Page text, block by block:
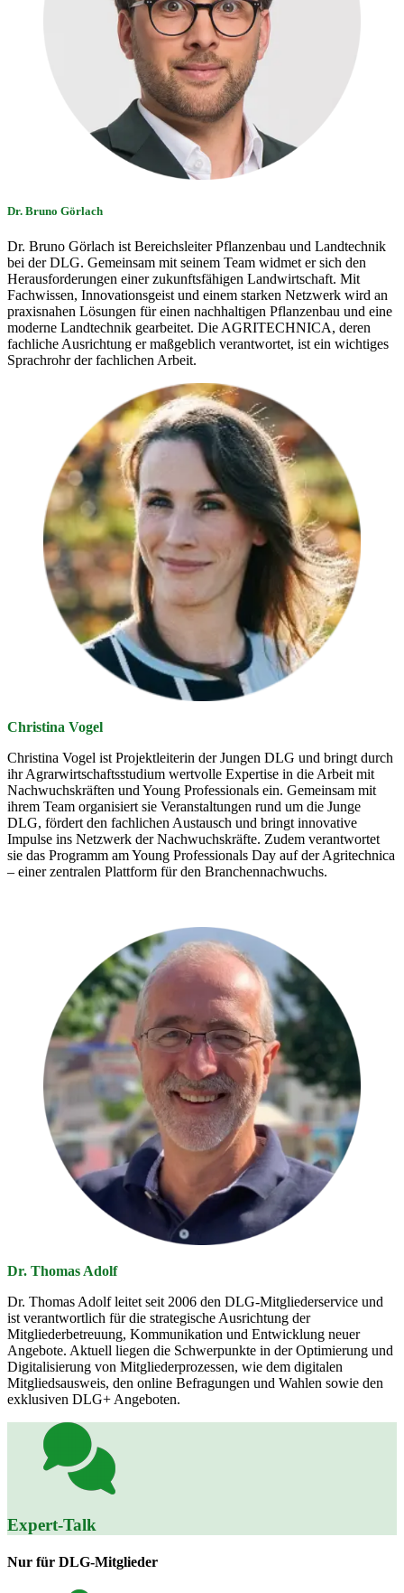
Dr. Bruno Görlach
Dr. Bruno Görlach ist Bereichsleiter Pflanzenbau und Landtechnik
bei der DLG. Gemeinsam mit seinem Team widmet er sich den
Herausforderungen einer zukunftsfähigen Landwirtschaft. Mit
Fachwissen, Innovationsgeist und einem starken Netzwerk wird an
praxisnahen Lösungen für einen nachhaltigen Pflanzenbau und eine
moderne Landtechnik gearbeitet. Die AGRITECHNICA, deren
fachliche Ausrichtung er maßgeblich verantwortet, ist ein wichtiges
Sprachrohr der fachlichen Arbeit.
Christina Vogel
Christina Vogel ist Projektleiterin der Jungen DLG und bringt durch
ihr Agrarwirtschaftsstudium wertvolle Expertise in die Arbeit mit
Nachwuchskräften und Young Professionals ein. Gemeinsam mit
ihrem Team organisiert sie Veranstaltungen rund um die Junge
DLG, fördert den fachlichen Austausch und bringt innovative
Impulse ins Netzwerk der Nachwuchskräfte. Zudem verantwortet
sie das Programm am Young Professionals Day auf der Agritechnica
– einer zentralen Plattform für den Branchennachwuchs.
Dr. Thomas Adolf
Dr. Thomas Adolf leitet seit 2006 den DLG-Mitgliederservice und
ist verantwortlich für die strategische Ausrichtung der
Mitgliederbetreuung, Kommunikation und Entwicklung neuer
Angebote. Aktuell liegen die Schwerpunkte in der Optimierung und
Digitalisierung von Mitgliederprozessen, wie dem digitalen
Mitgliedsausweis, den online Befragungen und Wahlen sowie den
exklusiven DLG+ Angeboten.
Expert-Talk
Nur für DLG-Mitglieder